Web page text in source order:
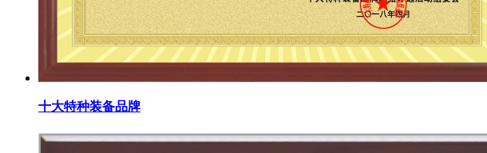
十大特种装备品牌